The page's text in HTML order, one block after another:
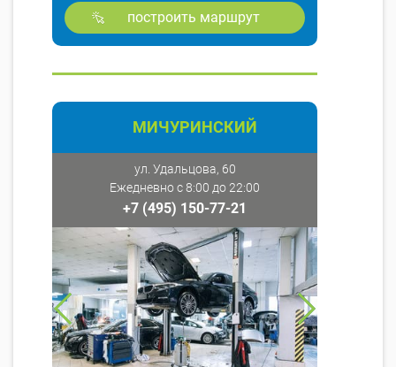
построить маршрут
МИЧУРИНСКИЙ
ул. Удальцова, 60
Ежедневно с 8:00 до 22:00
+7 (495) 150-77-21